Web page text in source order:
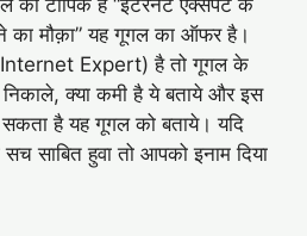
का टॉपिक है “इंटरनेट एक्सपर्ट के
का मौक़ा” यह गूगल का ऑफर है।
Expert) है तो गूगल के
निकाले, क्या कमी है ये बताये और इस
है यह गूगल को बताये। यदि
साबित हुवा तो आपको इनाम दिया